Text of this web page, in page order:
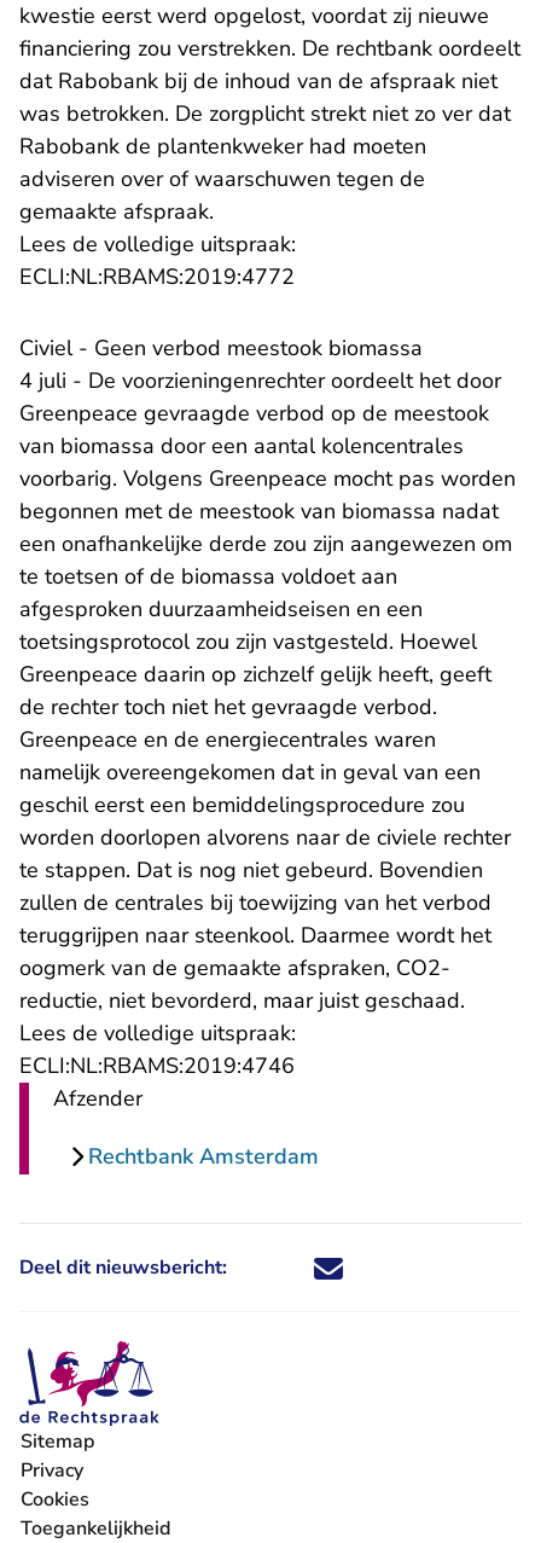
kwestie eerst werd opgelost, voordat zij nieuwe
financiering zou verstrekken. De rechtbank oordeelt
dat Rabobank bij de inhoud van de afspraak niet
was betrokken. De zorgplicht strekt niet zo ver dat
Rabobank de plantenkweker had moeten
adviseren over of waarschuwen tegen de
gemaakte afspraak.
Lees de volledige uitspraak:
ECLI:NL:RBAMS:2019:4772
Civiel - Geen verbod meestook biomassa
4 juli - De voorzieningenrechter oordeelt het door
Greenpeace gevraagde verbod op de meestook
van biomassa door een aantal kolencentrales
voorbarig. Volgens Greenpeace mocht pas worden
begonnen met de meestook van biomassa nadat
een onafhankelijke derde zou zijn aangewezen om
te toetsen of de biomassa voldoet aan
afgesproken duurzaamheidseisen en een
toetsingsprotocol zou zijn vastgesteld. Hoewel
Greenpeace daarin op zichzelf gelijk heeft, geeft
de rechter toch niet het gevraagde verbod.
Greenpeace en de energiecentrales waren
namelijk overeengekomen dat in geval van een
geschil eerst een bemiddelingsprocedure zou
worden doorlopen alvorens naar de civiele rechter
te stappen. Dat is nog niet gebeurd. Bovendien
zullen de centrales bij toewijzing van het verbod
teruggrijpen naar steenkool. Daarmee wordt het
oogmerk van de gemaakte afspraken, CO2-
reductie, niet bevorderd, maar juist geschaad.
Lees de volledige uitspraak:
ECLI:NL:RBAMS:2019:4746
Afzender
Rechtbank Amsterdam
Deel dit nieuwsbericht: Deel dit nieuwsbericht via X -
Deel dit nieuwsbericht via
Deel dit nieuwsbericht
Deel dit
Sitemap
Privacy
Cookies
Toegankelijkheid